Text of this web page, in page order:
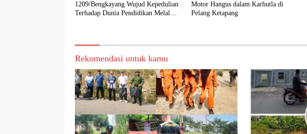
1209/Bengkayang Wujud Kepedulian
Terhadap Dunia Pendidikan Melalui
Motor Hangus dalam Karhutla di
Pelang Ketapang
Rekomendasi untuk kamu